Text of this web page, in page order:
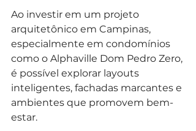
Ao investir em um projeto
arquitetônico em Campinas,
especialmente em condomínios
como o Alphaville Dom Pedro Zero,
é possível explorar layouts
inteligentes, fachadas marcantes e
ambientes que promovem bem-
estar.